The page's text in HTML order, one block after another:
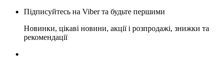
Підписуйтесь на Viber та будьте першими
Новинки, цікаві новини, акції і розпродажі, знижки та
рекомендації